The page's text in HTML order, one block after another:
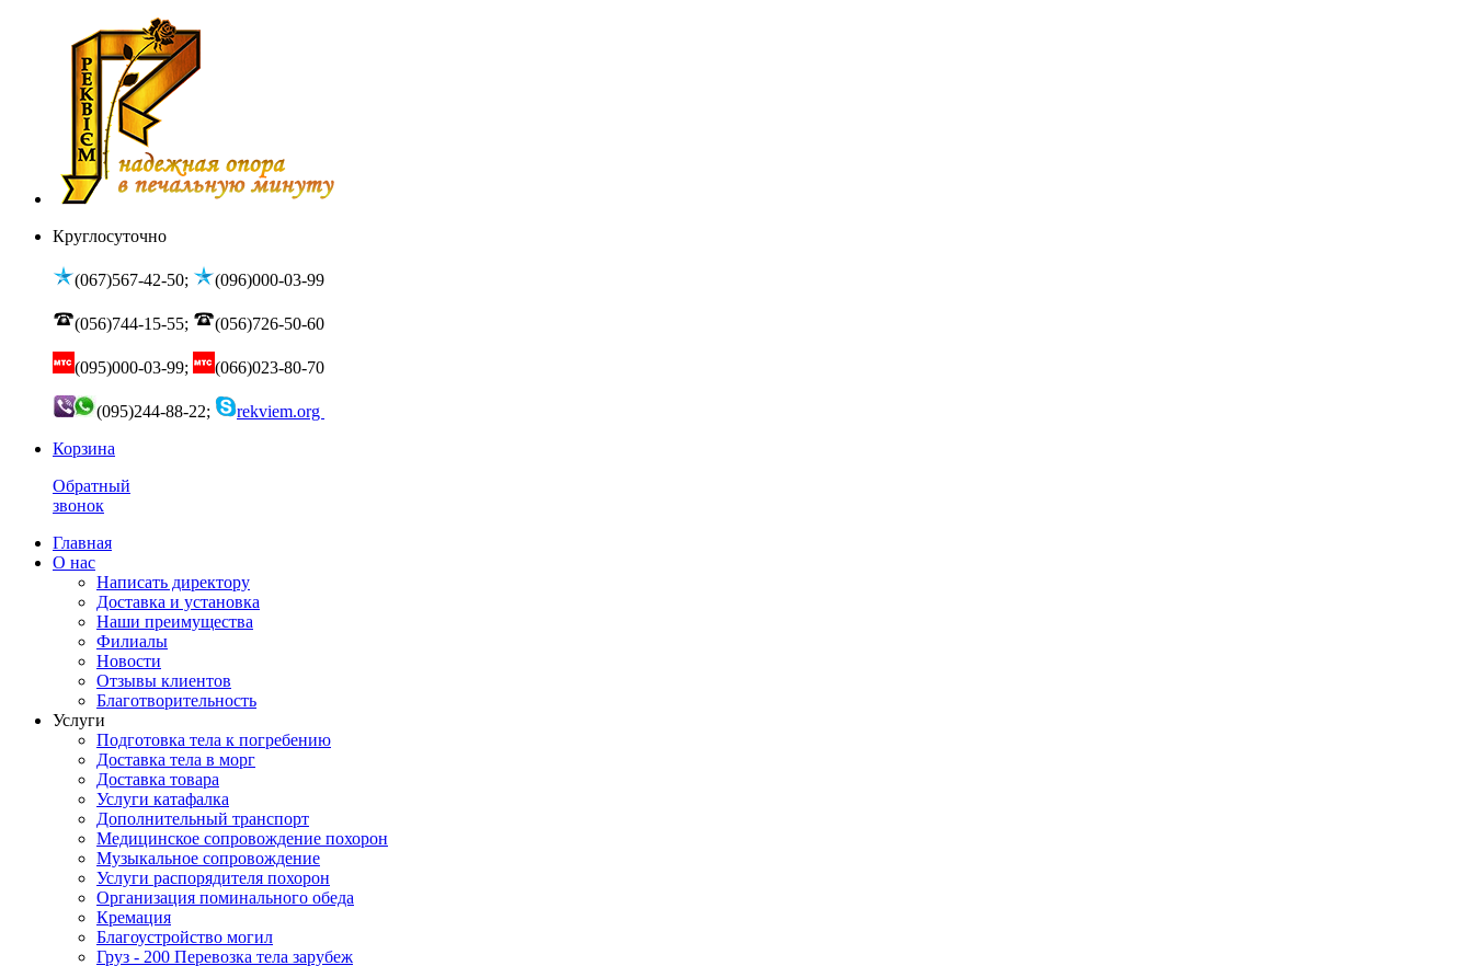
Круглосуточно
(067)567-42-50; (096)000-03-99
(056)744-15-55; (056)726-50-60
(095)000-03-99; (066)023-80-70
(095)244-88-22;
rekviem.org
Корзина
Обратный
звонок
Главная
О нас
Написать директору
Доставка и установка
Наши преимущества
Филиалы
Новости
Отзывы клиентов
Благотворительность
Услуги
Подготовка тела к погребению
Доставка тела в морг
Доставка товара
Услуги катафалка
Дополнительный транспорт
Медицинское сопровождение похорон
Музыкальное сопровождение
Услуги распорядителя похорон
Организация поминального обеда
Кремация
Благоустройство могил
Груз - 200 Перевозка тела зарубеж